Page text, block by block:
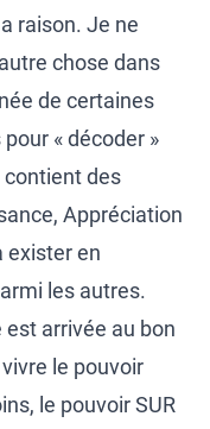
raison. Je ne
chose dans
de certaines
« décoder »
des
Appréciation
exister en
les autres.
arrivée au bon
le pouvoir
le pouvoir SUR